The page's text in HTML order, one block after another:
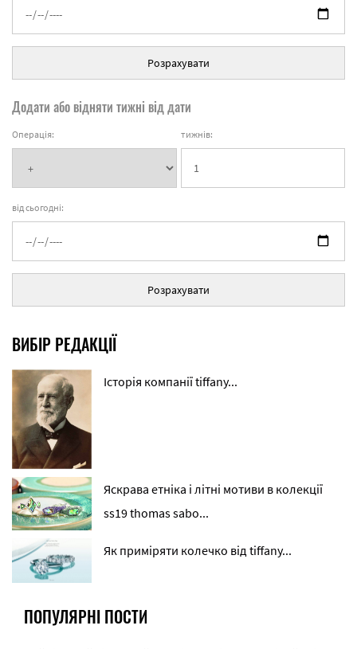
Розрахувати
Додати або відняти тижні від дати
Операція: тижнів:
від сьогодні:
Розрахувати
ВИБІР РЕДАКЦІЇ
Історія компанії tiffany...
Яскрава етніка і літні мотиви в колекції
ss19 thomas sabo...
Як приміряти колечко від tiffany...
ПОПУЛЯРНІ ПОСТИ